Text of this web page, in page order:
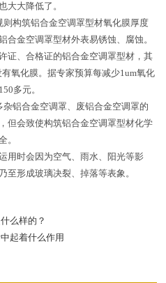
大大降低了。
构筑铝合金空调罩型材氧化膜厚度
合金空调罩型材外表易锈蚀、腐蚀。
证、合格证的铝合金空调罩型材，其
氧化膜。据专家预算每减少1um氧化
多元。
铝合金空调罩、废铝合金空调罩的
但会致使构筑铝合金空调罩型材化学
。
时会因为空气、雨水、阳光等影
至形成玻璃决裂、掉落等表象。
么样的？
起着什么作用